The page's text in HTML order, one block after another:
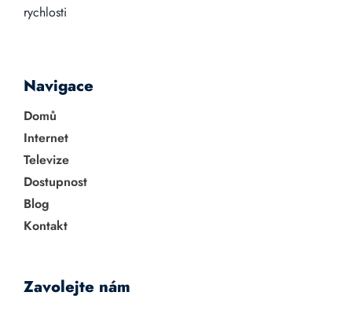
rychlosti
Navigace
Domů
Internet
Televize
Dostupnost
Blog
Kontakt
Zavolejte nám